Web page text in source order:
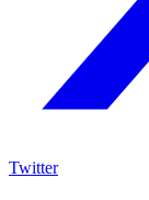
Twitter